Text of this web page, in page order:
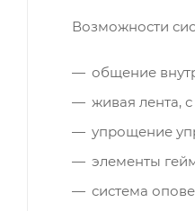
Возможности
общение
живая лента,
упрощение
элементы
система